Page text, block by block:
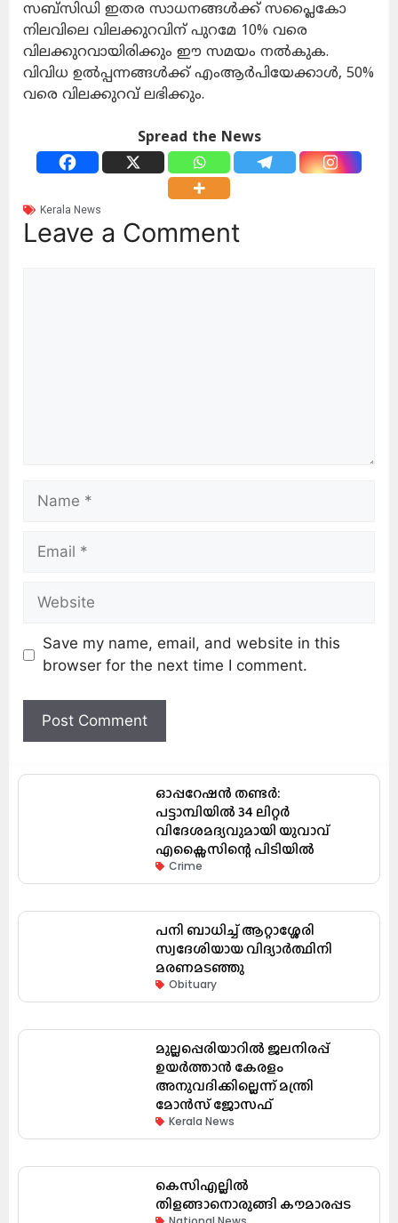
സബ്സിഡി ഇതര സാധനങ്ങൾക്ക് സപ്ലൈകോ
നിലവിലെ വിലക്കുറവിന് പുറമേ 10% വരെ
വിലക്കുറവായിരിക്കും ഈ സമയം നൽകുക.
വിവിധ ഉൽപ്പന്നങ്ങൾക്ക് എംആർപിയേക്കാൾ, 50%
വരെ വിലക്കുറവ് ലഭിക്കും.
Spread the News
Kerala News
Leave a Comment
Save my name, email, and website in this
browser for the next time I comment.
ഓപ്പറേഷൻ തണ്ടർ:
പട്ടാമ്പിയിൽ 34 ലിറ്റർ
വിദേശമദ്യവുമായി യുവാവ്
എക്സൈസിന്റെ പിടിയിൽ
Crime
പനി ബാധിച്ച് ആറ്റാശ്ശേരി
സ്വദേശിയായ വിദ്യാർത്ഥിനി
മരണമടഞ്ഞു
Obituary
മുല്ലപ്പെരിയാറിൽ ജലനിരപ്പ്
ഉയർത്താൻ കേരളം
അനുവദിക്കില്ലെന്ന് മന്ത്രി
മോൻസ് ജോസഫ്
Kerala News
കെസിഎല്ലിൽ
തിളങ്ങാനൊരുങ്ങി കൗമാരപ്പട